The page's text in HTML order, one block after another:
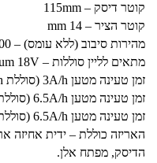
קוטר דיסק – 115mm
קוטר הציר – 14 mm
מהירות סיבוב (ללא עומס) – 8,000 סל"ד
מתאים לליין סוללות – Lithium 18V של Hunter
זמן טעינה מטען 3A/h (סוללת 3A/h) – 60 דקות
זמן טעינה מטען 6.5A/h (סוללת 3A/h) – 40 דקות
זמן טעינה מטען 6.5A/h (סוללת 5A/h) – 55 דקות
האריזה כוללת – ידית אחיזה
הדיסק, מפתח אלן.